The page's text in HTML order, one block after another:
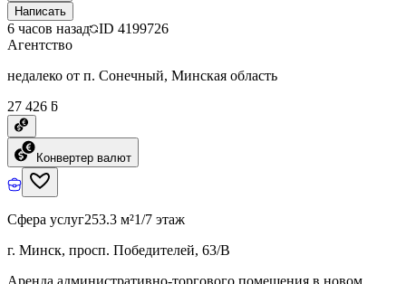
Написать
6 часов назад ID 4199726
Агентство
недалеко от п. Сонечный, Минская область
27 426 ƃ
Конвертер валют
Сфера услуг253.3 м²1/7 этаж
г. Минск, просп. Победителей, 63/В
Аренда административно-торгового помещения в новом